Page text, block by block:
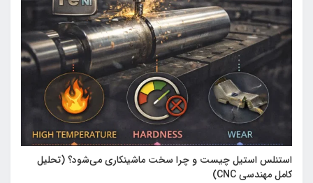
استنلس استیل چیست و چرا سخت ماشینکاری می‌شود؟ (تحلیل
کامل مهندسی CNC)